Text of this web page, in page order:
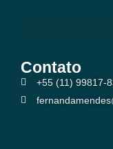
Contato
+55 (11) 99817-